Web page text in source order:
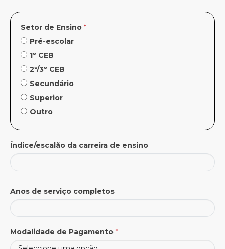
Setor de Ensino *
Pré-escolar
1º CEB
2º/3º CEB
Secundário
Superior
Outro
Índice/escalão da carreira de ensino
Anos de serviço completos
Modalidade de Pagamento *